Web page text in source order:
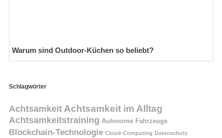
Warum sind Outdoor-Küchen so beliebt?
Schlagwörter
AchtsamkeitAchtsamkeit im Alltag
Achtsamkeitstraining Autonome Fahrzeuge
Blockchain-Technologie Cloud-Computing Datenschutz